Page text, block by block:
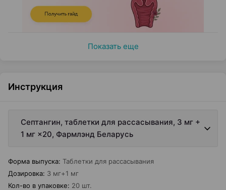
Показать еще
Инструкция
Септангин, таблетки для рассасывания, 3 мг +
1 мг ×20, Фармлэнд Беларусь
Форма выпуска: Таблетки для рассасывания
Дозировка: 3 мг+1 мг
Кол-во в упаковке: 20 шт.